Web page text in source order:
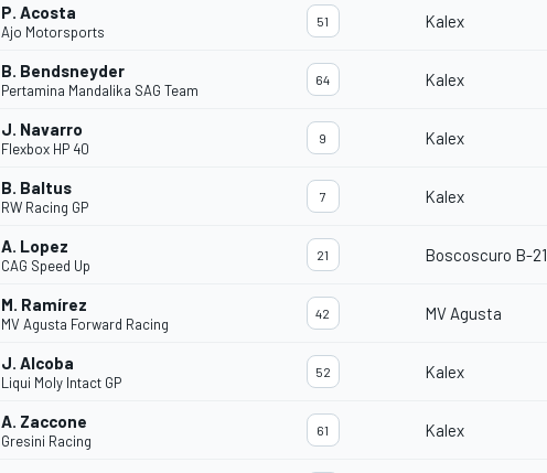
P. Acosta
Ajo Motorsports
51 Kalex
B. Bendsneyder
Pertamina Mandalika SAG Team
64 Kalex
J. Navarro
Flexbox HP 40
9 Kalex
B. Baltus
RW Racing GP
7 Kalex
A. Lopez
CAG Speed Up
21 Boscoscuro B-21
M. Ramírez
MV Agusta Forward Racing
42 MV Agusta
J. Alcoba
Liqui Moly Intact GP
52 Kalex
A. Zaccone
Gresini Racing
61 Kalex